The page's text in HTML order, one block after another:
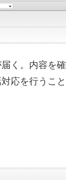
く。内容を
応を行うこと